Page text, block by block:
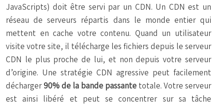
JavaScripts) doit être servi par un CDN. Un CDN est un
réseau de serveurs répartis dans le monde entier qui
mettent en cache votre contenu. Quand un utilisateur
visite votre site, il télécharge les fichiers depuis le serveur
CDN le plus proche de lui, et non depuis votre serveur
d’origine. Une stratégie CDN agressive peut facilement
décharger90% de la bande passante totale. Votre serveur
est ainsi libéré et peut se concentrer sur sa tâche